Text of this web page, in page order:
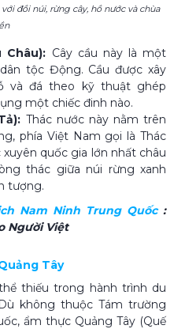
đồi núi, rừng cây, hồ nước và chùa
Châu): Cây cầu này là một
tộc Động. Cầu được xây
và đá theo kỹ thuật ghép
một chiếc đinh nào.
Thác nước này nằm trên
phía Việt Nam gọi là Thác
quốc gia lớn nhất châu
thác giữa núi rừng xanh
tượng.
Nam Ninh Trung Quốc​:
Người Việt
Tây
thiếu trong hành trình du
không thuộc Tám trường
ẩm thực Quảng Tây (Quế